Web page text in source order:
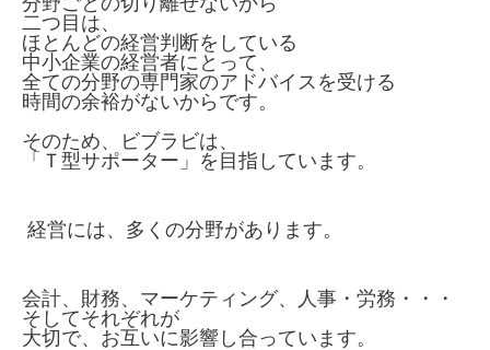
二つ目は、
ほとんどの経営判断をしている
中小企業の経営者にとって、
全ての分野の専門家のアドバイスを受ける
時間の余裕がないからです。
そのため、ビブラビは、
「Ｔ型サポーター」を目指しています。
経営には、多くの分野があります。
会計、財務、マーケティング、人事・労務・・・
そしてそれぞれが
大切で、お互いに影響し合っています。